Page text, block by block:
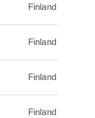
Finland
Finland
Finland
Finland